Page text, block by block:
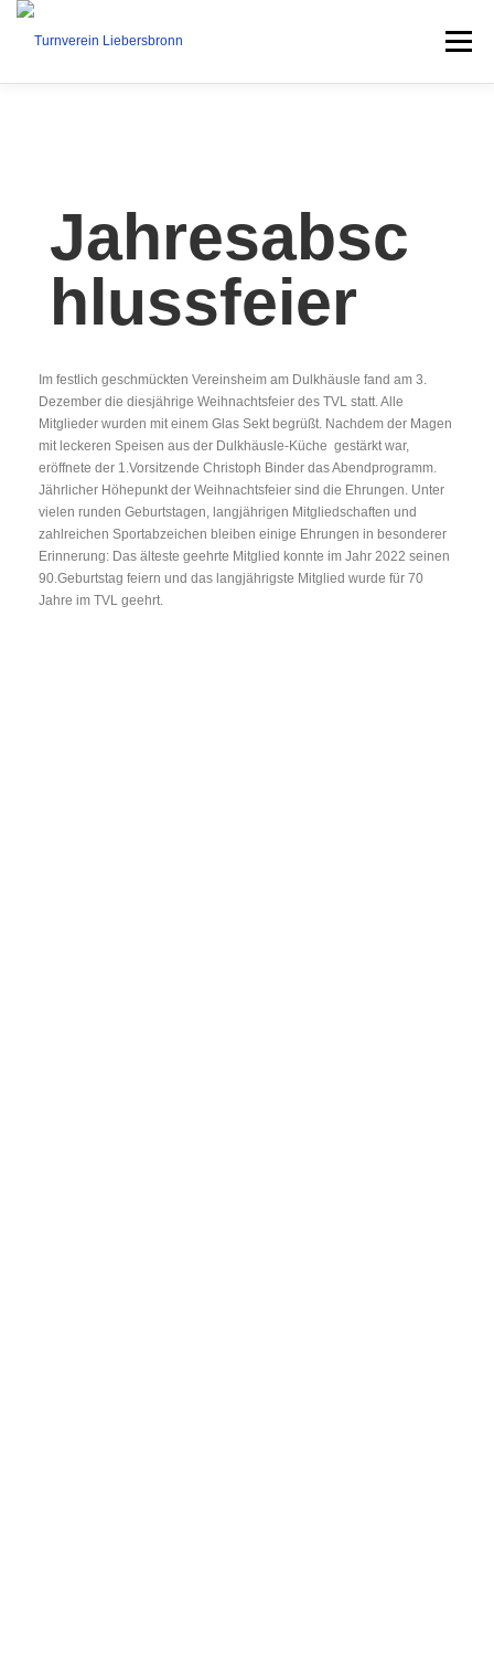
Menü
KURSE TERMINE
VEREINSLEBEN KONTAKT
Jahresabsc
hlussfeier
Im festlich geschmückten Vereinsheim am Dulkhäusle fand am 3.
Dezember die diesjährige Weihnachtsfeier des TVL statt. Alle
Mitglieder wurden mit einem Glas Sekt begrüßt. Nachdem der Magen
mit leckeren Speisen aus der Dulkhäusle-Küche gestärkt war,
eröffnete der 1.Vorsitzende Christoph Binder das Abendprogramm.
Jährlicher Höhepunkt der Weihnachtsfeier sind die Ehrungen. Unter
vielen runden Geburtstagen, langjährigen Mitgliedschaften und
zahlreichen Sportabzeichen bleiben einige Ehrungen in besonderer
Erinnerung: Das älteste geehrte Mitglied konnte im Jahr 2022 seinen
90.Geburtstag feiern und das langjährigste Mitglied wurde für 70
Jahre im TVL geehrt.